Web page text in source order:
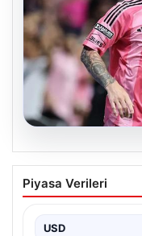
06.08.2026
Dünya
Messi
Piyasa Verileri
USD